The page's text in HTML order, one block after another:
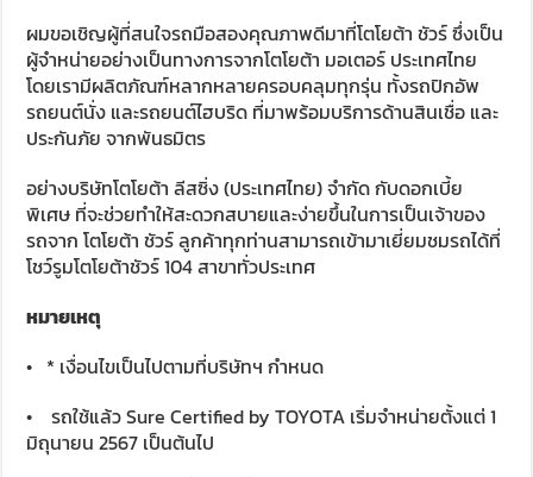
ผมขอเชิญผู้ที่สนใจรถมือสองคุณภาพดีมาที่โตโยต้า ชัวร์ ซึ่งเป็น
ผู้จำหน่ายอย่างเป็นทางการจากโตโยต้า มอเตอร์ ประเทศไทย
โดยเรามีผลิตภัณฑ์หลากหลายครอบคลุมทุกรุ่น ทั้งรถปิกอัพ
รถยนต์นั่ง และรถยนต์ไฮบริด ที่มาพร้อมบริการด้านสินเชื่อ และ
ประกันภัย จากพันธมิตร
อย่างบริษัทโตโยต้า ลีสซิ่ง (ประเทศไทย) จำกัด กับดอกเบี้ย
พิเศษ ที่จะช่วยทำให้สะดวกสบายและง่ายขึ้นในการเป็นเจ้าของ
รถจาก โตโยต้า ชัวร์ ลูกค้าทุกท่านสามารถเข้ามาเยี่ยมชมรถได้ที่
โชว์รูมโตโยต้าชัวร์ 104 สาขาทั่วประเทศ
หมายเหตุ
• * เงื่อนไขเป็นไปตามที่บริษัทฯ กำหนด
• รถใช้แล้ว Sure Certified by TOYOTA เริ่มจำหน่ายตั้งแต่ 1
มิถุนายน 2567 เป็นต้นไป